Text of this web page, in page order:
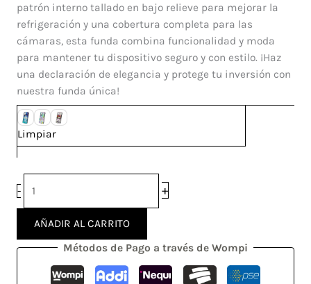
patrón interno tallado en bajo relieve para mejorar la
refrigeración y una cobertura completa para las
cámaras, esta funda combina funcionalidad y moda
para mantener tu dispositivo seguro y con estilo. ¡Haz
una declaración de elegancia y protege tu inversión con
nuestra funda única!
Limpiar
- +
AÑADIR AL CARRITO
Métodos de Pago a través de Wompi